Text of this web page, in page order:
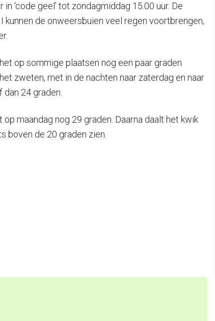
‘code geel’ tot zondagmiddag 15.00 uur. De
kunnen de onweersbuien veel regen voortbrengen,
op sommige plaatsen nog een paar graden
zweten, met in de nachten naar zaterdag en naar
24 graden.
maandag nog 29 graden. Daarna daalt het kwik
boven de 20 graden zien.